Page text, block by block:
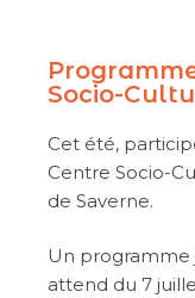
Socio-
Cet été,
Centre Socio-
de Saverne.
Un programme
attend du 7